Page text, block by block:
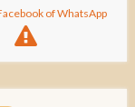
of WhatsApp